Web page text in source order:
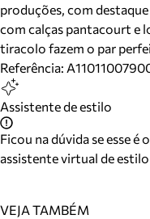
produções, com
com calças pantacourt e
tiracolo fazem o par
Referência:
Assistente de estilo
Ficou na dúvida se esse é
assistente virtual de
VEJA TAMBÉM